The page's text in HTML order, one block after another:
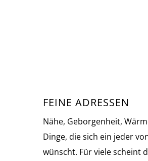
FEINE ADRESSEN
Nähe, Geborgenheit,
Dinge, die sich ein jeder
wünscht. Für viele scheint